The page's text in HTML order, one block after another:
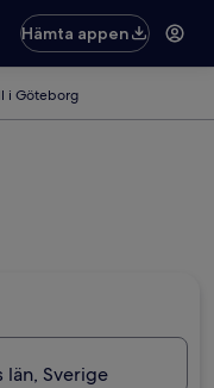
Hämta appen
i Göteborg
län, Sverige